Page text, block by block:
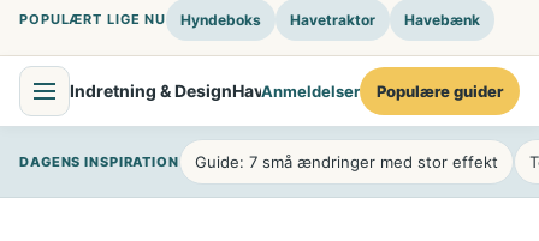
POPULÆRT LIGE NU Hyndeboks Havetraktor Havebænk
Indretning & DesignHave & UdendørslivMad & Køkken
Anmeldelser Populære guider
DAGENS INSPIRATION Guide: 7 små ændringer med stor effekt